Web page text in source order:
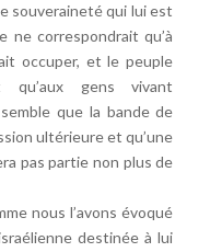
souveraineté qui lui est
ne correspondrait qu’à
occuper, et le peuple
qu’aux gens vivant
que la bande de
ultérieure et qu’une
pas partie non plus de
nous l’avons évoqué
destinée à lui